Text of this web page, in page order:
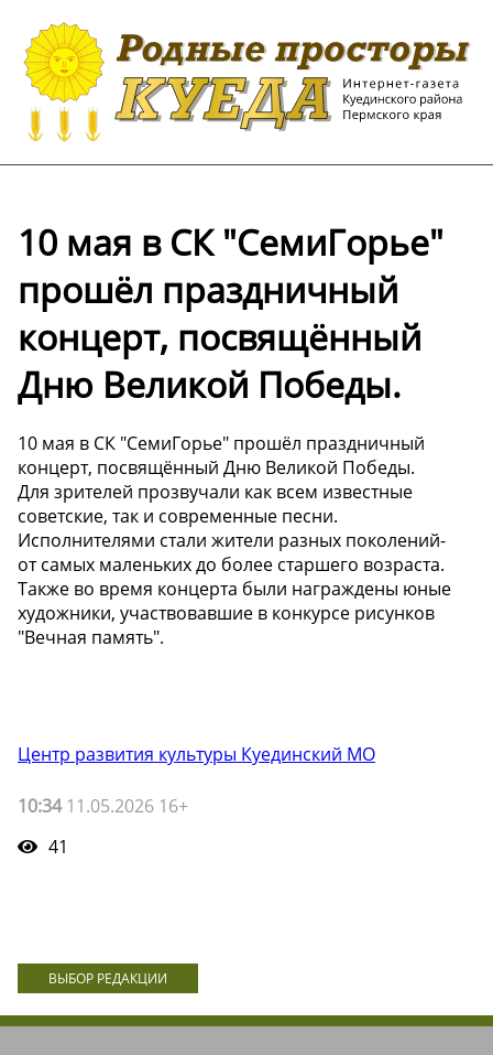
10 мая в СК "СемиГорье"
прошёл праздничный
концерт, посвящённый
Дню Великой Победы.
10 мая в СК "СемиГорье" прошёл праздничный
концерт, посвящённый Дню Великой Победы.
Для зрителей прозвучали как всем известные
советские, так и современные песни.
Исполнителями стали жители разных поколений-
от самых маленьких до более старшего возраста.
Также во время концерта были награждены юные
художники, участвовавшие в конкурсе рисунков
"Вечная память".
Центр развития культуры Куединский МО
10:3411.05.2026 16+
41
ВЫБОР РЕДАКЦИИ